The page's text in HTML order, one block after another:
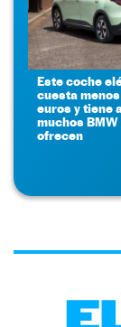
Este coche
cuesta
euros y tiene
muchos BMW
ofrecen